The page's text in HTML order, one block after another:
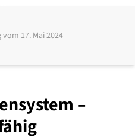
vom 17. Mai 2024
–